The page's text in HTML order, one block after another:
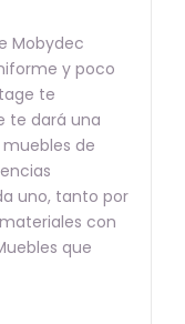
Mobydec
y poco
te
te dará una
de
uno, tanto por
con
que